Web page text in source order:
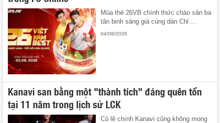
Mùa thẻ 26VB chính thức chào sân ba
tân binh sáng giá cùng dàn Chỉ ...
04/08/2026
Kanavi san bằng một "thành tích" đáng quên tồn
tại 11 năm trong lịch sử LCK
Có lẽ chính Kanavi cũng không mong